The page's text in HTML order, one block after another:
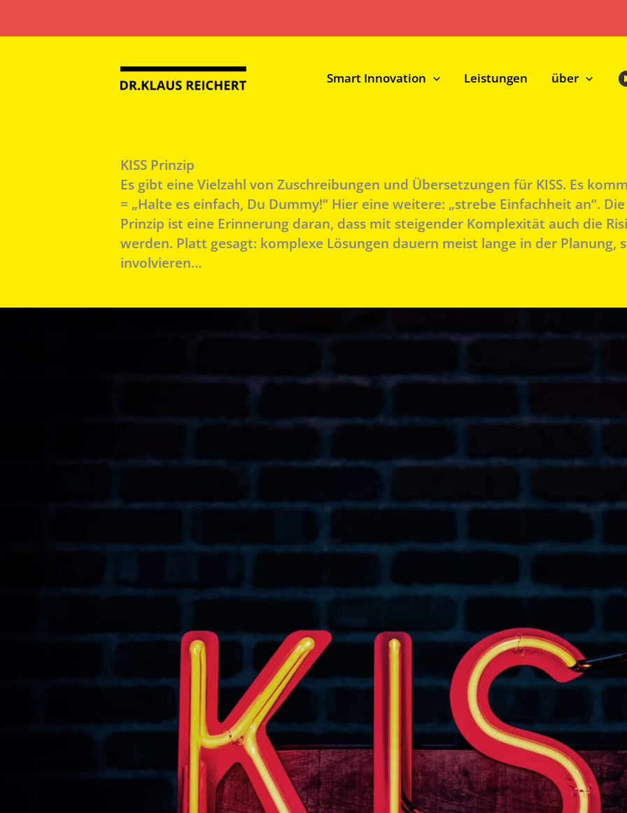
Smart Innovation Leistungen über
KISS Prinzip
Es gibt eine Vielzahl von Zuschreibungen und Übersetzungen für KISS. Es
= „Halte es einfach, Du Dummy!“ Hier eine weitere: „strebe Einfachheit an“.
Prinzip ist eine Erinnerung daran, dass mit steigender Komplexität auch die
werden. Platt gesagt: komplexe Lösungen dauern meist lange in der Planung,
involvieren…